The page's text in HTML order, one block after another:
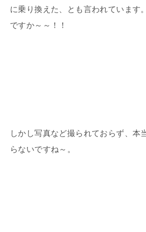
に乗り換えた、とも言われています
ですか～～！！
しかし写真など撮られておらず、本
らないですね～。